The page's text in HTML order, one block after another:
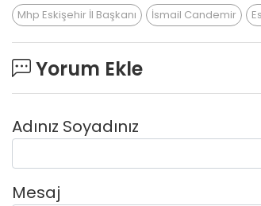
Mhp Eskişehir İl Başkanı İsmail Candemir
Yorum Ekle
Adınız Soyadınız
Mesaj